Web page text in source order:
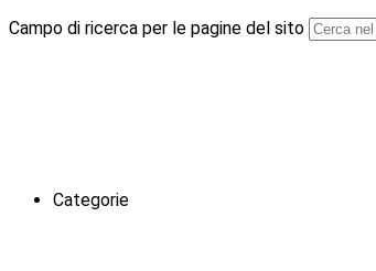
Campo di ricerca per le pagine del sito
Categorie